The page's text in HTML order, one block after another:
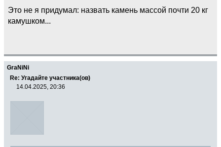
Это не я придумал: назвать камень массой почти 20 кг
камушком...
GraNiNi
Re: Угадайте участника(ов)
14.04.2025, 20:36